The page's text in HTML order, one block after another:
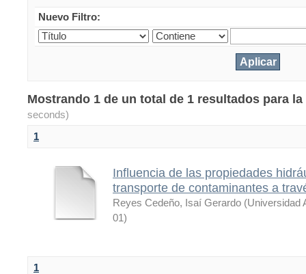
Nuevo Filtro:
Mostrando 1 de un total de 1 resultados para
seconds)
1
Influencia de las propiedades
transporte de contaminantes a
Reyes Cedeño, Isaí Gerardo (Universidad
01)
1